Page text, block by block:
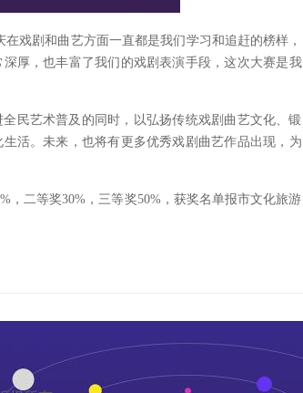
戏剧和曲艺方面一直都是我们学习和追赶的榜样，
厚，也丰富了我们的戏剧表演手段，这次大赛是我
民艺术普及的同时，以弘扬传统戏剧曲艺文化、锻
活。未来，也将有更多优秀戏剧曲艺作品出现，为
，二等奖30%，三等奖50%，获奖名单报市文化旅游